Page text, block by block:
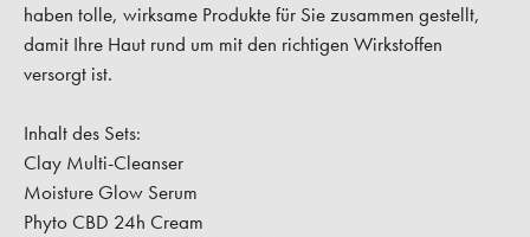
haben tolle, wirksame Produkte für Sie zusammen gestellt,
damit Ihre Haut rund um mit den richtigen Wirkstoffen
versorgt ist.
Inhalt des Sets:
Clay Multi-Cleanser
Moisture Glow Serum
Phyto CBD 24h Cream